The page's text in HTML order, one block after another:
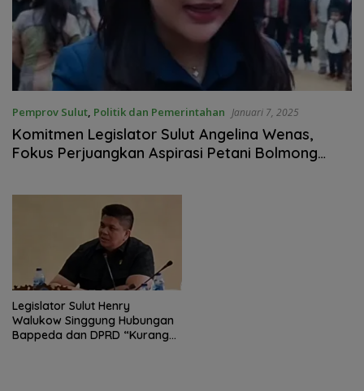
Pemprov Sulut, Politik dan Pemerintahan Januari 7, 2025
Komitmen Legislator Sulut Angelina Wenas,
Fokus Perjuangkan Aspirasi Petani Bolmong
Legislator Sulut Henry
Walukow Singgung Hubungan
Bappeda dan DPRD “Kurang